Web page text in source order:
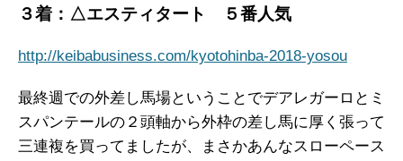
３着：△エスティタート ５番人気
http://keibabusiness.com/kyotohinba-2018-yosou
最終週での外差し馬場ということでデアレガーロとミ
スパンテールの２頭軸から外枠の差し馬に厚く張って
三連複を買ってましたが、まさかあんなスローペース